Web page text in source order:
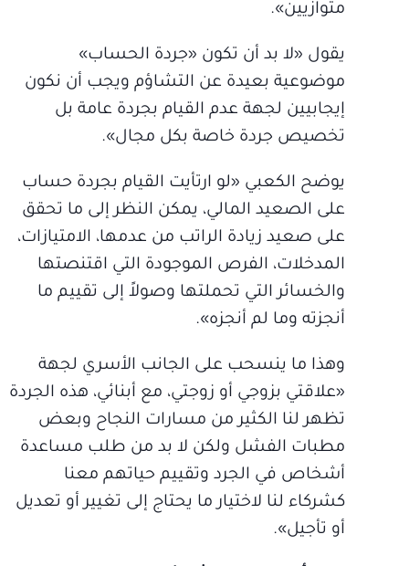
متوازيين».
يقول «لا بد أن تكون «جردة الحساب»
موضوعية بعيدة عن التشاؤم ويجب أن نكون
إيجابيين لجهة عدم القيام بجردة عامة بل
تخصيص جردة خاصة بكل مجال».
يوضح الكعبي «لو ارتأيت القيام بجردة حساب
على الصعيد المالي، يمكن النظر إلى ما تحقق
على صعيد زيادة الراتب من عدمها، الامتيازات،
المدخلات، الفرص الموجودة التي اقتنصتها
والخسائر التي تحملتها وصولاً إلى تقييم ما
أنجزته وما لم أنجزه».
وهذا ما ينسحب على الجانب الأسري لجهة
«علاقتي بزوجي أو زوجتي، مع أبنائي، هذه الجردة
تظهر لنا الكثير من مسارات النجاح وبعض
مطبات الفشل ولكن لا بد من طلب مساعدة
أشخاص في الجرد وتقييم حياتهم معنا
كشركاء لنا لاختيار ما يحتاج إلى تغيير أو تعديل
أو تأجيل».